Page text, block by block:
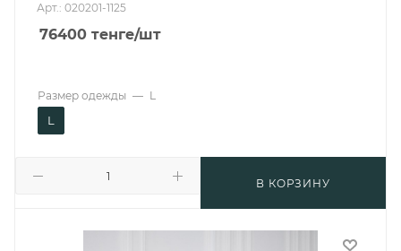
Арт.: 020201-1125
76400 тенге/шт
В КОРЗИНУ
Размер одежды — L
L